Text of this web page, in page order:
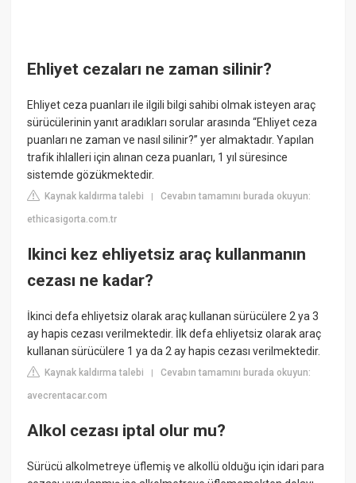
Ehliyet cezaları ne zaman silinir?
Ehliyet ceza puanları ile ilgili bilgi sahibi olmak isteyen araç
sürücülerinin yanıt aradıkları sorular arasında “Ehliyet ceza
puanları ne zaman ve nasıl silinir?” yer almaktadır. Yapılan
trafik ihlalleri için alınan ceza puanları, 1 yıl süresince
sistemde gözükmektedir.
Kaynak kaldırma talebi |Cevabın tamamını burada okuyun:
ethicasigorta.com.tr
Ikinci kez ehliyetsiz araç kullanmanın
cezası ne kadar?
İkinci defa ehliyetsiz olarak araç kullanan sürücülere 2 ya 3
ay hapis cezası verilmektedir. İlk defa ehliyetsiz olarak araç
kullanan sürücülere 1 ya da 2 ay hapis cezası verilmektedir.
Kaynak kaldırma talebi |Cevabın tamamını burada okuyun:
avecrentacar.com
Alkol cezası iptal olur mu?
Sürücü alkolmetreye üflemiş ve alkollü olduğu için idari para